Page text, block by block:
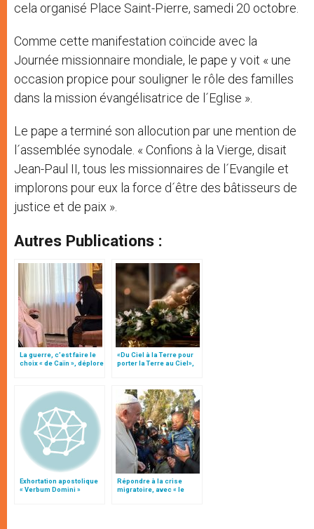
cela organisé Place Saint-Pierre, samedi 20 octobre.
Comme cette manifestation coïncide avec la
Journée missionnaire mondiale, le pape y voit « une
occasion propice pour souligner le rôle des familles
dans la mission évangélisatrice de l´Eglise ».
Le pape a terminé son allocution par une mention de
l´assemblée synodale. « Confions à la Vierge, disait
Jean-Paul II, tous les missionnaires de l´Evangile et
implorons pour eux la force d´être des bâtisseurs de
justice et de paix ».
Autres Publications :
La guerre, c’est faire le
choix « de Caïn », déplore
«Du Ciel à la Terre pour
porter la Terre au Ciel»,
Exhortation apostolique
« Verbum Domini »
Répondre à la crise
migratoire, avec « le